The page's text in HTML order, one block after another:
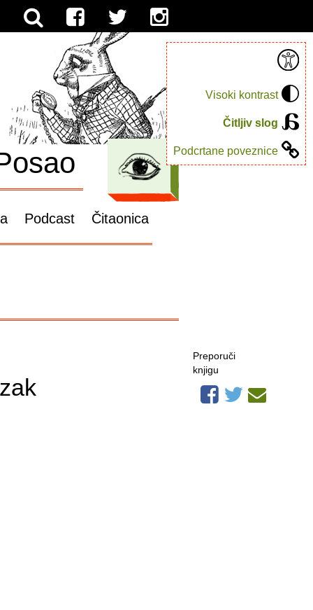
Visoki kontrast
Čitljiv slog
Podcrtane poveznice
Podcast Čitaonica
Preporuči
knjigu